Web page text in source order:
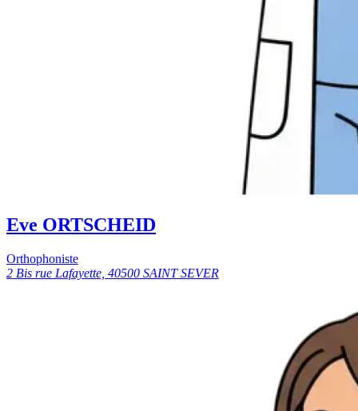
Eve ORTSCHEID
Orthophoniste
2 Bis rue Lafayette, 40500 SAINT SEVER